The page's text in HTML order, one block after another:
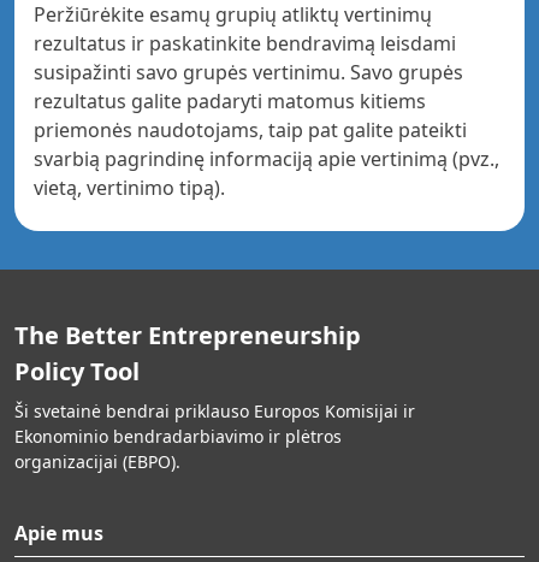
Peržiūrėkite esamų grupių atliktų vertinimų
rezultatus ir paskatinkite bendravimą leisdami
susipažinti savo grupės vertinimu. Savo grupės
rezultatus galite padaryti matomus kitiems
priemonės naudotojams, taip pat galite pateikti
svarbią pagrindinę informaciją apie vertinimą (pvz.,
vietą, vertinimo tipą).
The Better Entrepreneurship
Policy Tool
Ši svetainė bendrai priklauso Europos Komisijai ir
Ekonominio bendradarbiavimo ir plėtros
organizacijai (EBPO).
Apie mus